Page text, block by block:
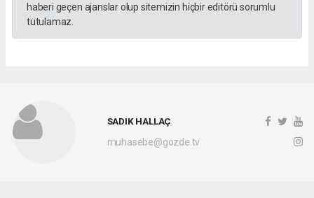
haberi geçen ajanslar olup sitemizin hiçbir editörü sorumlu
tutulamaz.
SADIK HALLAÇ
muhasebe@gozde.tv